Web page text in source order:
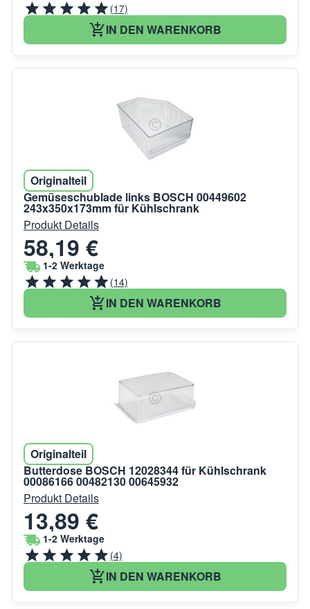
(17)
IN DEN WARENKORB
Originalteil
Gemüseschublade links BOSCH 00449602
243x350x173mm für Kühlschrank
Produkt Details
58,19 €
1-2 Werktage
(14)
IN DEN WARENKORB
Originalteil
Butterdose BOSCH 12028344 für Kühlschrank
00086166 00482130 00645932
Produkt Details
13,89 €
1-2 Werktage
(4)
IN DEN WARENKORB